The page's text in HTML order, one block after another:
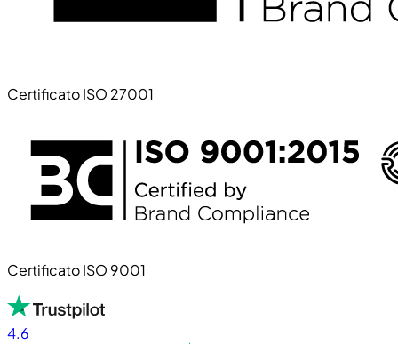
Certificato ISO 27001
Certificato ISO 9001
4.6